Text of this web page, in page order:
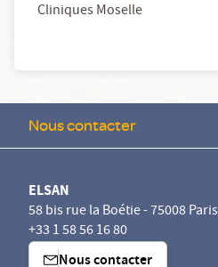
Cliniques Moselle
Nous contacter
ELSAN
58 bis rue la Boétie - 75008 Paris
+33 1 58 56 16 80
Nous contacter